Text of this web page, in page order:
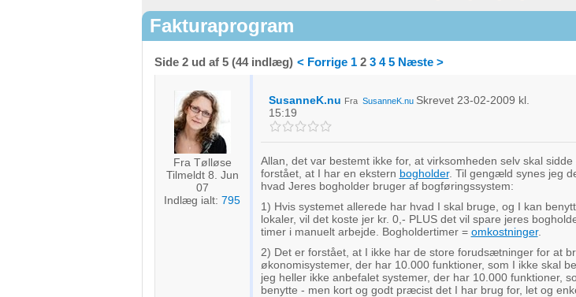
Fakturaprogram
Side 2 ud af 5 (44 indlæg) < Forrige 1 2 3 4 5 Næste >
Fra Tølløse
Tilmeldt 8. Jun
07
Indlæg ialt: 795
SusanneK.nu Fra SusanneK.nu Skrevet 23-02-2009 kl.
15:19
Allan, det var bestemt ikke for, at virksomheden selv skal
forstået, at I har en ekstern bogholder. Til gengæld synes jeg
hvad Jeres bogholder bruger af bogføringssystem:
1) Hvis systemet allerede har hvad I skal bruge, og I kan
lokaler, vil det koste jer kr. 0,- PLUS det vil spare jeres
timer i manuelt arbejde. Bogholdertimer = omkostninger.
2) Det er forstået, at I ikke har de store forudsætninger for at
økonomisystemer, der har 10.000 funktioner, som I ikke skal
jeg heller ikke anbefalet systemer, der har 10.000 funktioner,
benytte - men kort og godt præcist det I har brug for, let og